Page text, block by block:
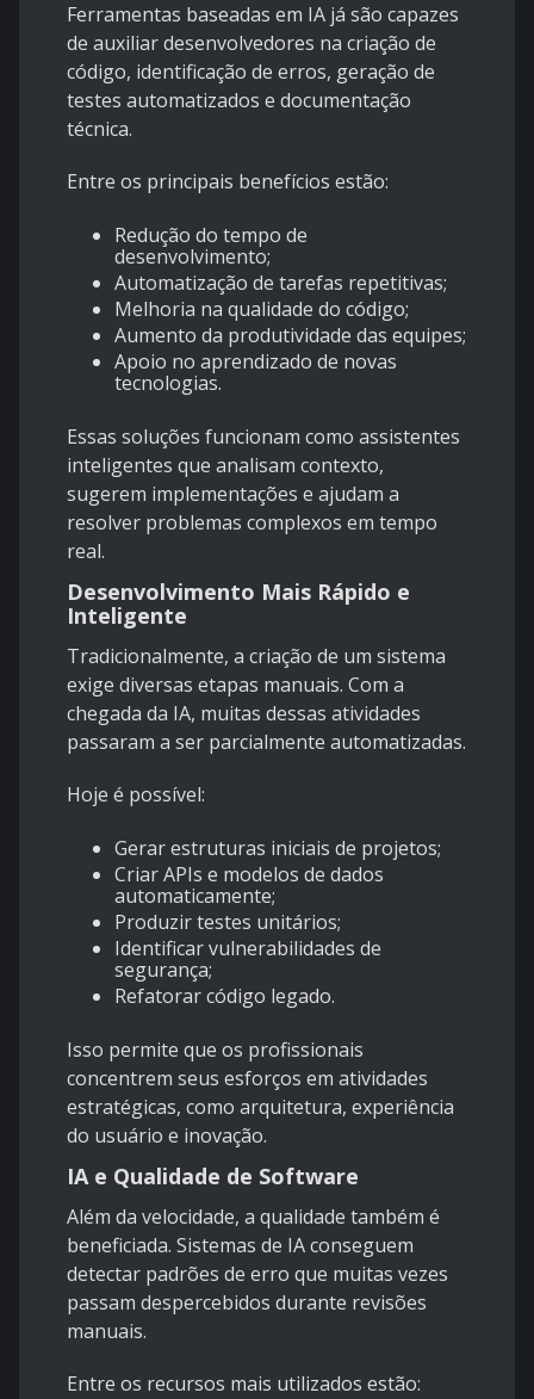
Ferramentas baseadas em IA já são capazes
de auxiliar desenvolvedores na criação de
código, identificação de erros, geração de
testes automatizados e documentação
técnica.
Entre os principais benefícios estão:
Redução do tempo de
desenvolvimento;
Automatização de tarefas repetitivas;
Melhoria na qualidade do código;
Aumento da produtividade das equipes;
Apoio no aprendizado de novas
tecnologias.
Essas soluções funcionam como assistentes
inteligentes que analisam contexto,
sugerem implementações e ajudam a
resolver problemas complexos em tempo
real.
Desenvolvimento Mais Rápido e
Inteligente
Tradicionalmente, a criação de um sistema
exige diversas etapas manuais. Com a
chegada da IA, muitas dessas atividades
passaram a ser parcialmente automatizadas.
Hoje é possível:
Gerar estruturas iniciais de projetos;
Criar APIs e modelos de dados
automaticamente;
Produzir testes unitários;
Identificar vulnerabilidades de
segurança;
Refatorar código legado.
Isso permite que os profissionais
concentrem seus esforços em atividades
estratégicas, como arquitetura, experiência
do usuário e inovação.
IA e Qualidade de Software
Além da velocidade, a qualidade também é
beneficiada. Sistemas de IA conseguem
detectar padrões de erro que muitas vezes
passam despercebidos durante revisões
manuais.
Entre os recursos mais utilizados estão: